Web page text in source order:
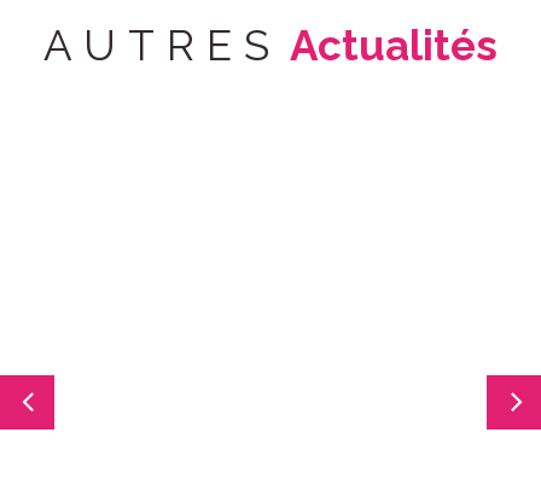
AUTRES Actualités